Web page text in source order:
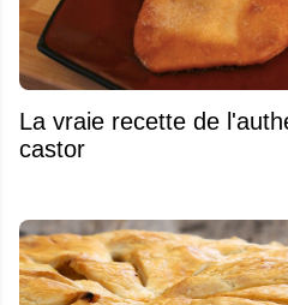
La vraie recette de
castor